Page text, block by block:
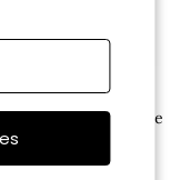
Weber
Smoque